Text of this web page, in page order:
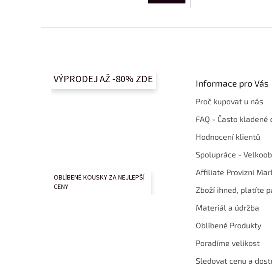
VÝPRODEJ AŽ -80% ZDE
OBLÍBENÉ KOUSKY ZA NEJLEPŠÍ
CENY
Informace pro Vás
Proč kupovat u nás
FAQ - Často kladené
Hodnocení klientů
Spolupráce -
Affiliate Provizní
Zboží ihned, platíte
Materiál a údržba
Oblíbené Produkty
Poradíme velikost
Sledovat cenu a